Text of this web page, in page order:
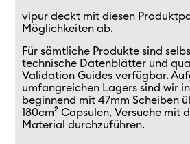
vipur deckt mit diesen
Möglichkeiten ab.
Für sämtliche Produkte sind
technische Datenblätter und
Validation Guides verfügbar.
umfangreichen Lagers sind wir
beginnend mit 47mm Scheiben
180cm²Capsulen, Versuche mit
Material durchzuführen.